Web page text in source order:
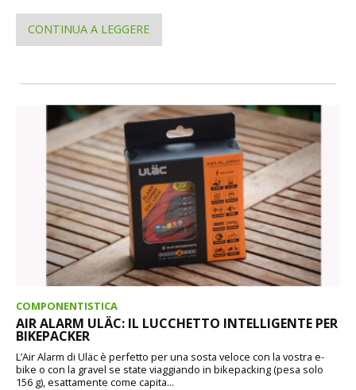
CONTINUA A LEGGERE
COMPONENTISTICA
AIR ALARM ULÄC: IL LUCCHETTO INTELLIGENTE PER
BIKEPACKER
L’Air Alarm di Uläc è perfetto per una sosta veloce con la vostra e-
bike o con la gravel se state viaggiando in bikepacking (pesa solo
156 g), esattamente come capita...